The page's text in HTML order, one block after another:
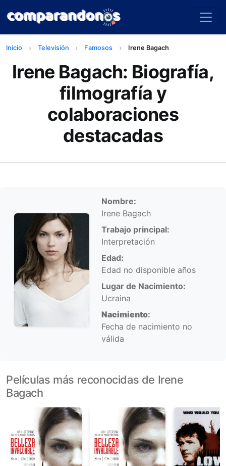
Inicio Televisión Famosos Irene Bagach
Irene Bagach: Biografía,
filmografía y
colaboraciones
destacadas
Información personal
Nombre:
Irene Bagach
Trabajo principal:
Interpretación
Edad:
Edad no disponible años
Lugar de Nacimiento:
Ucraina
Nacimiento:
Fecha de nacimiento no
válida
Películas más reconocidas de Irene
Bagach